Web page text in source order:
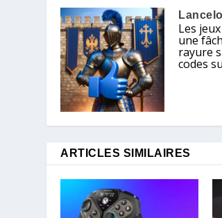
Les
une
rayure
codes
ARTICLES SIMILAIRES